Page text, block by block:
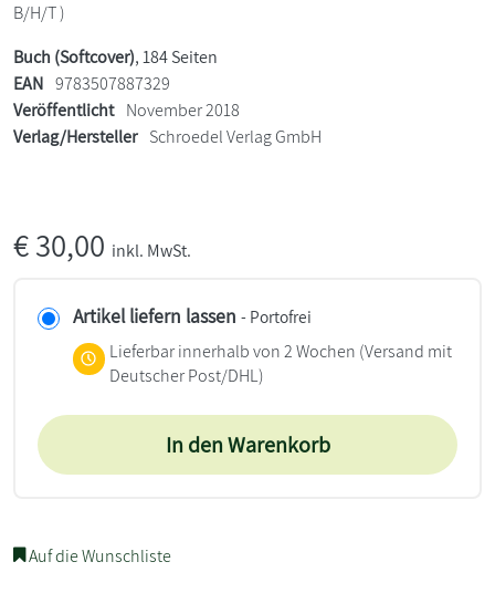
B/H/T )
Buch (Softcover), 184 Seiten
EAN 9783507887329
Veröffentlicht November 2018
Verlag/Hersteller Schroedel Verlag GmbH
€30,00 inkl. MwSt.
Artikel liefern lassen - Portofrei
Lieferbar innerhalb von 2 Wochen (Versand mit
Deutscher Post/DHL)
In den Warenkorb
Auf die Wunschliste